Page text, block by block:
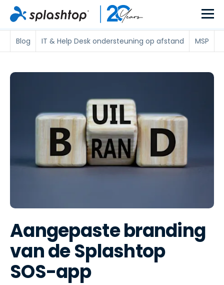
Blog IT & Help Desk ondersteuning op afstand MSP
Aangepaste branding
van de Splashtop
SOS-app